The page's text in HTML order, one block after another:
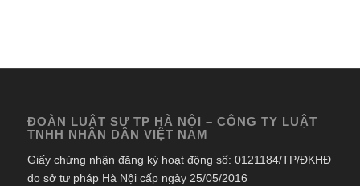
ĐOÀN LUẬT SƯ TP HÀ NỘI – CÔNG TY LUẬT
TNHH NHÂN DÂN VIỆT NAM
Giấy chứng nhận đăng ký hoạt động số: 0121184/TP/ĐKHĐ
do sở tư pháp Hà Nội cấp ngày 25/05/2016